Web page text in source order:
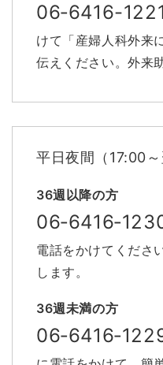
06‐6416-1221
けて「産婦人科外来
伝えください。外来
平日夜間（17:00
36週以降の方
電話をかけてくださ
します。
36週未満の方